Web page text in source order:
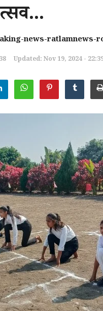
news-ratlamnews-
Updated: Nov 19, 2024 -